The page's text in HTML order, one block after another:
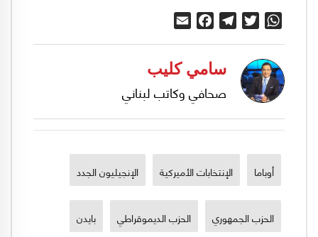
WhatsApp
Twitter
Telegram
Facebook
سامي كليب
صحافي وكاتب لبناني
أوباما الإنتخابات الأميركية الإنجيليون الجدد
الحزب الجمهوري الحزب الديموقراطي بايدن